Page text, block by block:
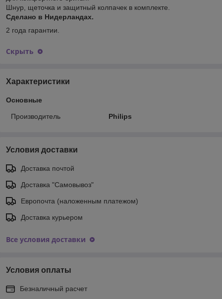
Шнур, щеточка и защитный колпачек в комплекте.
Сделано в Нидерландах.
2 года гарантии.
Скрыть
Характеристики
Основные
Производитель Philips
Условия доставки
Доставка почтой
Доставка "Самовывоз"
Европочта (наложенным платежом)
Доставка курьером
Все условия доставки
Условия оплаты
Безналичный расчет